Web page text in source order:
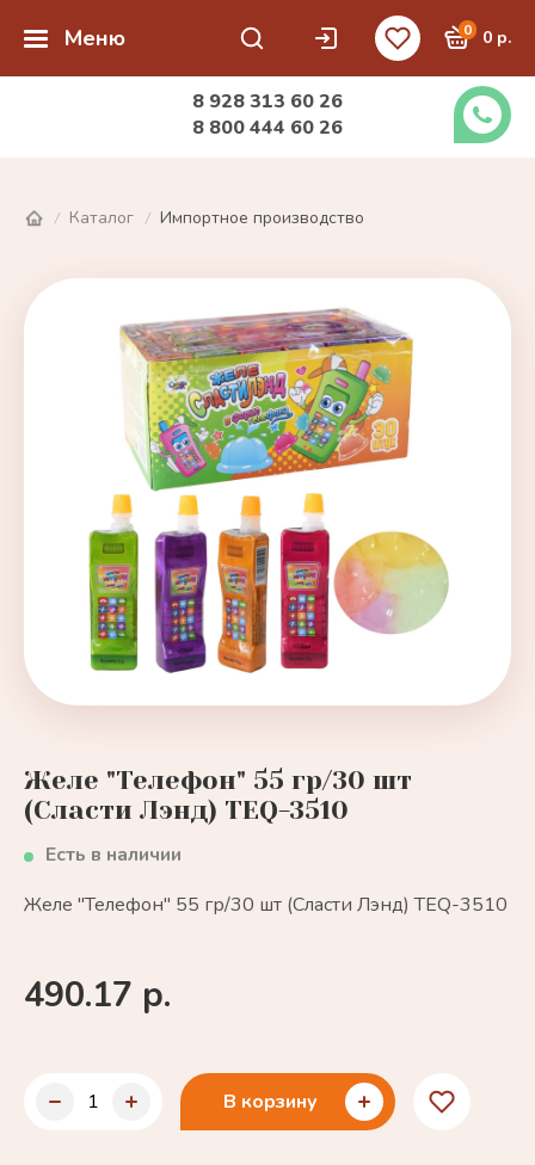
Меню 0 0 р.
8 928 313 60 26
8 800 444 60 26
/ Каталог / Импортное производство
Желе "Телефон" 55 гр/30 шт
(Сласти Лэнд) TEQ-3510
Есть в наличии
Желе "Телефон" 55 гр/30 шт (Сласти Лэнд) TEQ-3510
490.17 р.
В корзину